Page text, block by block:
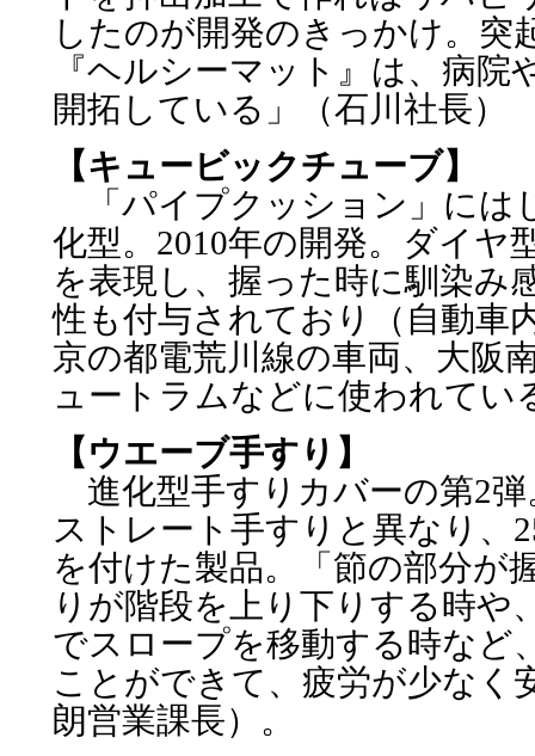
したのが開発のきっかけ。突
『ヘルシーマット』は、病
開拓している」（石川社長）
【キュービックチューブ】
「パイプクッション」には
化型。2010年の開発。ダイヤ
を表現し、握った時に馴染み
性も付与されており（自動車
京の都電荒川線の車両、大阪
ュートラムなどに使われてい
【ウエーブ手すり】
進化型手すりカバーの第2弾
ストレート手すりと異なり、
を付けた製品。「節の部分が
りが階段を上り下りする時や
でスロープを移動する時など
ことができて、疲労が少なく
朗営業課長）。